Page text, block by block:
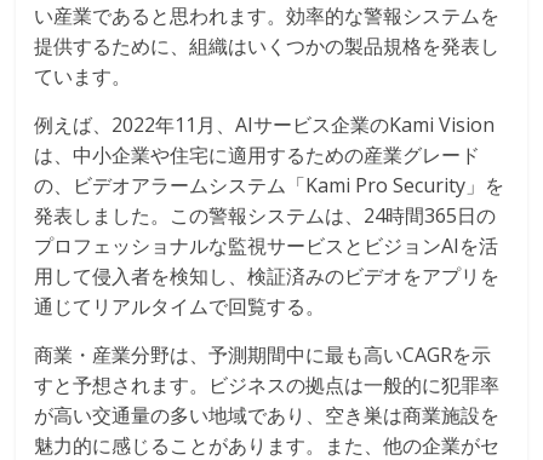
い産業であると思われます。効率的な警報システムを
提供するために、組織はいくつかの製品規格を発表し
ています。
例えば、2022年11月、AIサービス企業のKami Vision
は、中小企業や住宅に適用するための産業グレード
の、ビデオアラームシステム「Kami Pro Security」を
発表しました。この警報システムは、24時間365日の
プロフェッショナルな監視サービスとビジョンAIを活
用して侵入者を検知し、検証済みのビデオをアプリを
通じてリアルタイムで回覧する。
商業・産業分野は、予測期間中に最も高いCAGRを示
すと予想されます。ビジネスの拠点は一般的に犯罪率
が高い交通量の多い地域であり、空き巣は商業施設を
魅力的に感じることがあります。また、他の企業がセ